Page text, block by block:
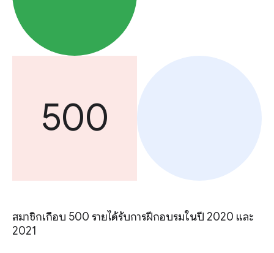
500
สมาชิกเกือบ 500 รายได้รับการฝึกอบรมในปี 2020 และ
2021